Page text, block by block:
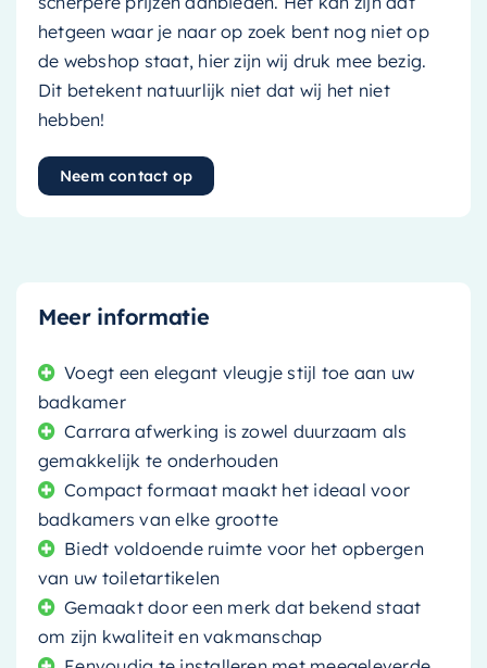
hetgeen waar je naar op zoek bent nog niet op
de webshop staat, hier zijn wij druk mee bezig.
Dit betekent natuurlijk niet dat wij het niet
hebben!
Neem contact op
Meer informatie
Voegt een elegant vleugje stijl toe aan uw
badkamer
Carrara afwerking is zowel duurzaam als
gemakkelijk te onderhouden
Compact formaat maakt het ideaal voor
badkamers van elke grootte
Biedt voldoende ruimte voor het opbergen
van uw toiletartikelen
Gemaakt door een merk dat bekend staat
om zijn kwaliteit en vakmanschap